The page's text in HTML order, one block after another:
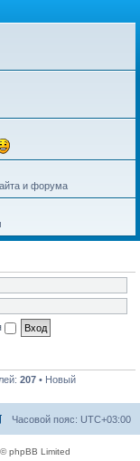
и форума
207 • Новый
Часовой пояс: UTC+03:00
phpBB Limited